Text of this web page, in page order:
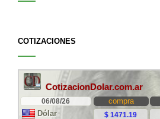
COTIZACIONES